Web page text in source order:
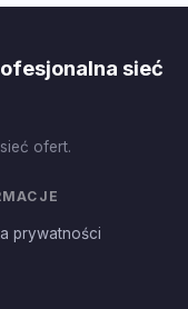
sieć
ofert.
prywatności